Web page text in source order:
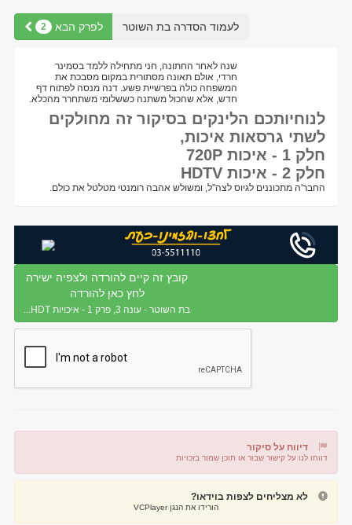
לפרק הבא 2 לעמוד הסדרה בת השוטר
לנוחיותכם הלינקים בסיקור זה מחולקים
לשתי גרסאות איכות,
חלק 1 - איכות 720P
חלק 2 - איכות HDTV
שנה לאחר החתונה, חני מתחילה ללמד בסמינר
חרדי, אולם תאונה מסתורית במקום מסבכת את
המשפחה כולה בפרשיית פשע. דנה מנסה לפתוח דף
חדש, אלא שהכול משתנה כששלומי משתחרר מהכלא.
החבר'ה מתכוננים לגיוס לצה"ל, ומשולש אהבה רומנטי מטלטל את כולם.
קובץ זה קיים להורדה ולצפיה ישירה
לחץ כאן להורדה
בת השוטר - עונה 3, פרק 1 - איכויות HDT...
דיווח על סיקור
דווחו לנו על קישור שבור או תוכן שמור בזכויות
דיווח על קישור שבור
לא מצליחים לצפות בוידאו?
הורידו את הנגן VCPlayer